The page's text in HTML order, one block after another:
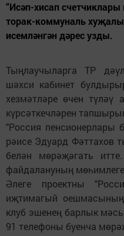
“Исәп-хисап
торак-коммуналь
исемләнгән дәрес узды.
Тыңлаучыларга ТР
шәхси кабинет
хезмәтләре өчен түләү
күрсәткечләрен
"Россия пенсионерлары
рәисе Эдуард Фәттахов
белән мөрәҗәгать
файдалануның
Әлеге проектны
иҗтимагый
клуб эшенең барлык
91 телефоны буенча